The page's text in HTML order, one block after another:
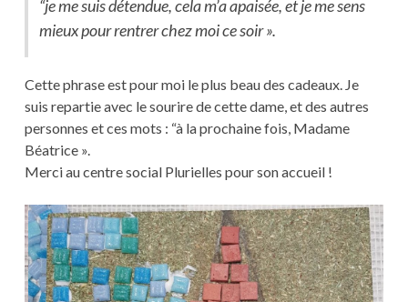
“je me suis détendue, cela m’a apaisée, et je me sens
mieux pour rentrer chez moi ce soir ».
Cette phrase est pour moi le plus beau des cadeaux. Je
suis repartie avec le sourire de cette dame, et des autres
personnes et ces mots : “à la prochaine fois, Madame
Béatrice ».
Merci au centre social Plurielles pour son accueil !